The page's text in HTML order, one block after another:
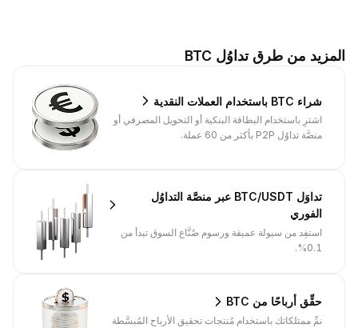
المزيد من طرق تداوُل BTC
شراء BTC باستخدام العملات النقدية
اشترِ باستخدام البطاقة البنكية أو التحويل المصرفي أو
منصَّة تداوُل P2P بأكثر من 60 عملة.
تداوَل BTC/USDT عبر منصَّة التداوُل
الفوري
استفِد من سيولة عميقة ورسوم صُنَّاع السوق تبدأ من
0.1%.
حقِّق أرباحًا من BTC
نمِّ ممتلكاتك باستخدام مُنتجات تحقيق الأرباح المُبسَّطة